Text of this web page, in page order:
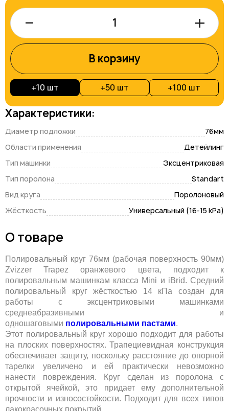
– +
В корзину
+10 шт +50 шт +100 шт
Характеристики:
Диаметр подложки
76мм
Области применения
Детейлинг
Тип машинки
Эксцентриковая
Тип поролона
Standart
Вид круга
Поролоновый
Жёсткость
Универсальный (16-15 kPa)
О товаре
Полировальный круг 76мм (рабочая поверхность 90мм)
Zvizzer Trapez оранжевого цвета, подходит к
полировальным машинкам класса Mini и iBrid. Средний
полировальный круг жёсткостью 14 кПа создан для
работы с эксцентриковыми машинками
среднеабразивными и
одношаговыми полировальными пастами.
Этот полировальный круг хорошо подходит для работы
на плоских поверхностях. Трапециевидная конструкция
обеспечивает защиту, поскольку расстояние до опорной
тарелки увеличено и ей практически невозможно
нанести повреждения. Круг сделан из поролона с
открытой ячейкой, это придает ему дополнительной
прочности и износостойкости. Подходит для всех типов
лакокрасочных покрытий.